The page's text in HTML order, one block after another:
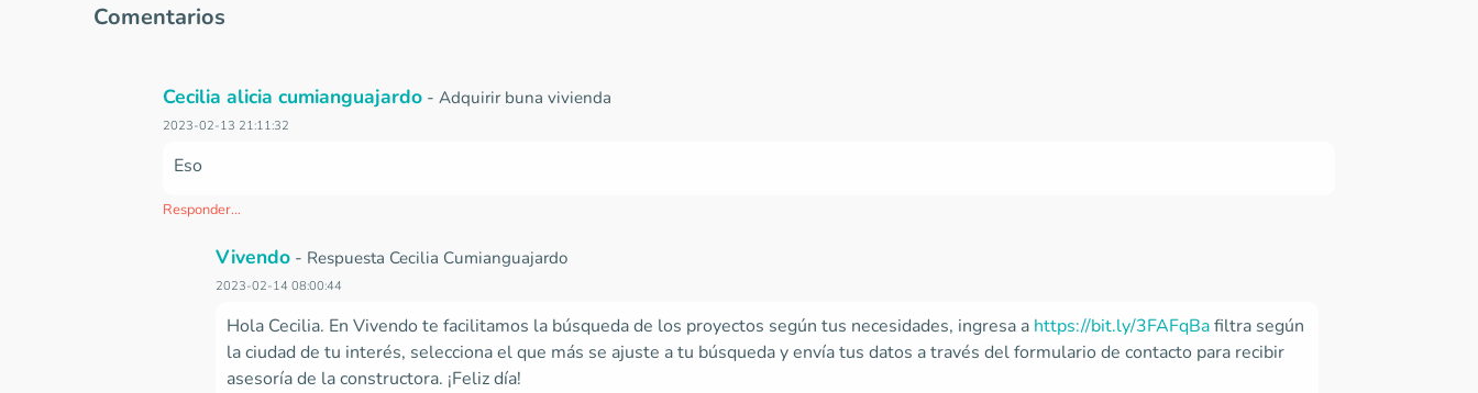
Comentarios
Cecilia alicia cumianguajardo- Adquirir buna vivienda
2023-02-13 21:11:32
Eso
Responder...
Vivendo- Respuesta Cecilia Cumianguajardo
2023-02-14 08:00:44
Hola Cecilia. En Vivendo te facilitamos la búsqueda de los proyectos según tus necesidades, ingresa a https://bit.ly/3FAFqBafiltra según
la ciudad de tu interés, selecciona el que más se ajuste a tu búsqueda y envía tus datos a través del formulario de contacto para recibir
asesoría de la constructora. ¡Feliz día!